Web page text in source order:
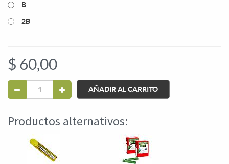
B
2B
$ 60,00
AÑADIR AL CARRITO
Productos alternativos: